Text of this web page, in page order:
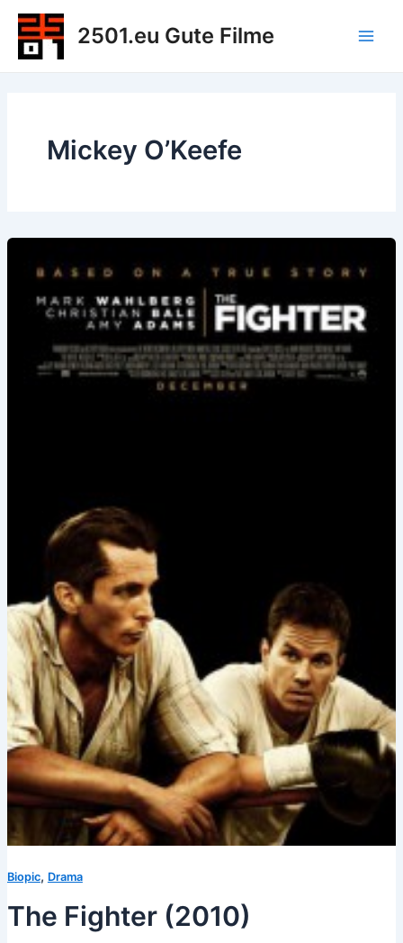
Zum
Inhalt
springen
2501.eu Gute Filme
Mickey O’Keefe
Biopic, Drama
The Fighter (2010)